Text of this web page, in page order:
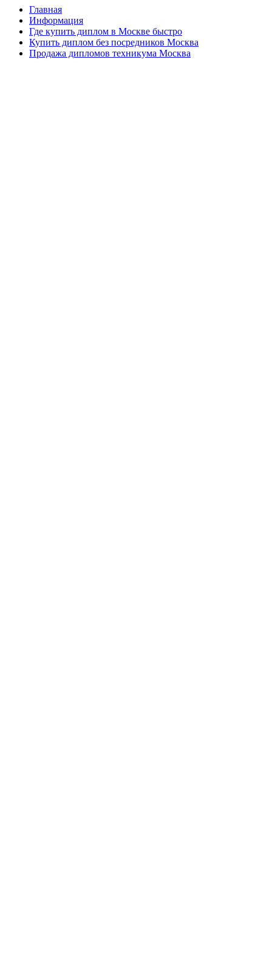
Главная
Информация
Где купить диплом в Москве быстро
Купить диплом без посредников Москва
Продажа дипломов техникума Москва